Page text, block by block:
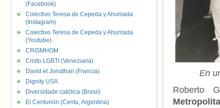
En
Roberto
(Facebook)
Colectivo Teresa de Cepeda y Ahumada
(Instagram)
Colectivo Teresa de Cepeda y Ahumada
(Youtube)
CRISMHOM
Cristo LGBTI (Venezuela)
David et Jonathan (Francia)
Dignity USA
Diversidade católica (Brasil)
El Centurión (Centu, Argentina)